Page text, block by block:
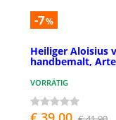
-7%
Heiliger Aloisius
handbemalt,
VORRÄTIG